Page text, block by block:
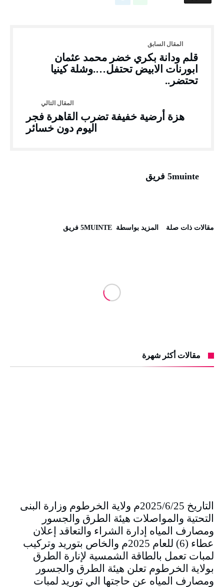
قلم ودانة بكري خضر محمد عثمان
ابورنات الابيض تحتفل….وشلة كينيا
تحتضر..
هزة أرضية خفيفة تضرب القاهرة فجر
اليوم دون خسائر
5muinte فريق
‫مقالات ذات صلة‬ ‫‫المزيد بواسطة‬ ‬ 5MUINTE فريق
مقالات أكثر شهرة
التاريخ 2025/6/25م ولاية الخرطوم وزارة البنى
التحتية والمواصلات هيئة الطرق والجسور
ومصارف المياه إدارة الشراء والتعاقد إعلان
عطاء (6) للعام 2025م والخاص بتوريد وتركيب
لمبات تعمل بالطاقة الشمسية لإنارة الطرق
بولاية الخرطوم تعلن هيئة الطرق والجسور
ومصارف المياه عن حاجتها الي توريد لمبات